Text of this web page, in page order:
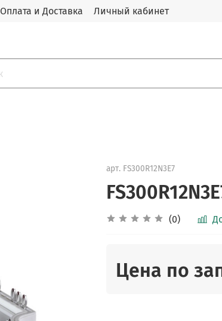
Оплата и Доставка Личный кабинет
арт. FS300R12N3E7
(0)
Цена по